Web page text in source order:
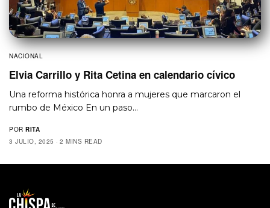
NACIONAL
Elvia Carrillo y Rita Cetina en calendario cívico
Una reforma histórica honra a mujeres que marcaron el
rumbo de México En un paso…
POR RITA
3 JULIO, 2025
2 MINS READ